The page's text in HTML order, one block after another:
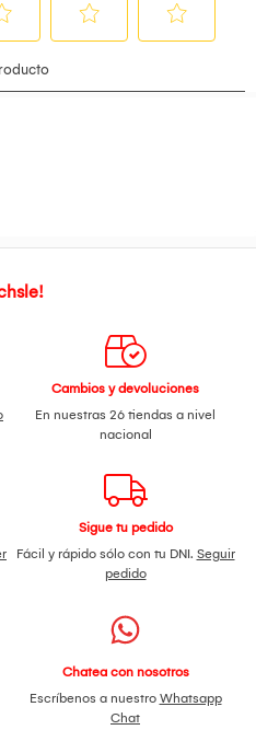
Cambios y devoluciones
En nuestras 26 tiendas a nivel
nacional
Sigue tu pedido
Fácil y rápido sólo con tu DNI. Seguir
pedido
Chatea con nosotros
Escríbenos a nuestro Whatsapp
Chat